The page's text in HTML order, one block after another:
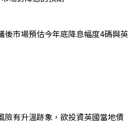
後市場預估今年底降息幅度4碼與英
險有升溫跡象，欲投資英國當地債